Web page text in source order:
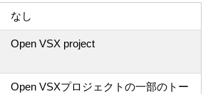
なし
Open VSX project
Open VSXプロジェクトの一部のトー